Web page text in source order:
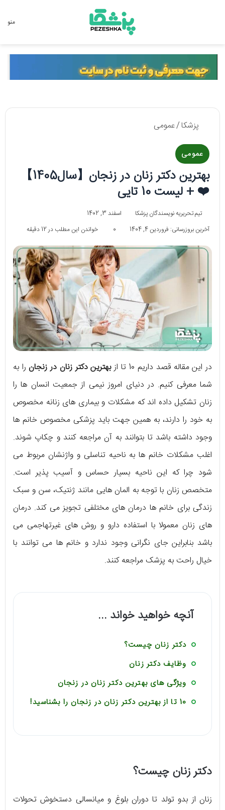
منو
پزشکا/عمومی
عمومی
بهترین دکتر زنان در زنجان【سال1405】
❤️ + لیست 10 تایی
تیم تحریریه نویسندگان پزشکا
اسفند 3, 1402
آخرین بروزرسانی: فروردین 4, 1404
0 خواندن این مطلب در 12 دقیقه
در این مقاله قصد داریم 10 تا از بهترین دکتر زنان در زنجان را به
شما معرفی کنیم. در دنیای امروز نیمی از جمعیت انسان ها را
زنان تشکیل داده اند که مشکلات و بیماری های زنانه مخصوص
به خود را دارند، به همین جهت باید پزشکی مخصوص خانم ها
وجود داشته باشد تا بتوانند به آن مراجعه کنند و چکاپ شوند.
اغلب مشکلات خانم ها به ناحیه تناسلی و واژنشان مربوط می
شود چرا که این ناحیه بسیار حساس و آسیب پذیر است.
متخصص زنان با توجه به المان هایی مانند ژنتیک، سن و سبک
زندگی برای خانم ها درمان های مختلفی تجویز می کند. درمان
های زنان معمولا با استفاده دارو و روش های غیرتهاجمی می
باشد بنابراین جای نگرانی وجود ندارد و خانم ها می توانند با
خیال راحت به پزشک مراجعه کنند.
آنچه خواهید خواند ...
دکتر زنان چیست؟
وظایف دکتر زنان
ویژگی های بهترین دکتر زنان در زنجان
10 تا از بهترین دکتر زنان در زنجان را بشناسید!
دکتر زنان چیست؟
زنان از بدو تولد تا دوران بلوغ و میانسالی دستخوش تحولات